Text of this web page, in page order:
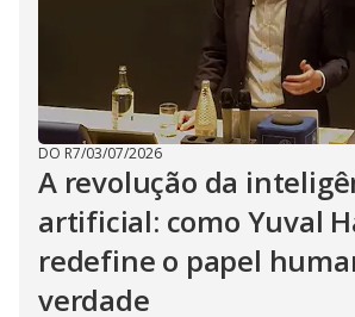
DO R7/03/07/2026
A revolução da
artificial: como Yuval
redefine o papel
verdade